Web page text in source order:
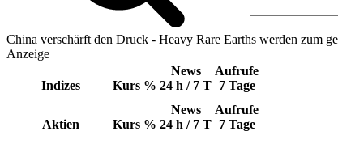
China verschärft den Druck - Heavy Rare Earths werden zum
Anzeige
Indizes Kurs %
News
24 h / 7 T
Aufrufe
7 Tage
Aktien Kurs %
News
24 h / 7 T
Aufrufe
7 Tage